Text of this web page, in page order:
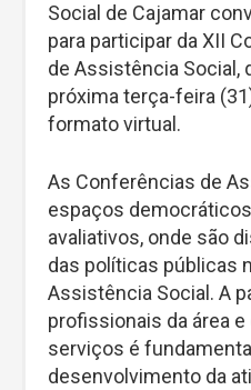
Social de Cajamar
para participar da XII
de Assistência Social,
próxima terça-feira
formato virtual.
As Conferências de
espaços
avaliativos, onde são
das políticas públicas
Assistência Social. A
profissionais da área
serviços é
desenvolvimento da